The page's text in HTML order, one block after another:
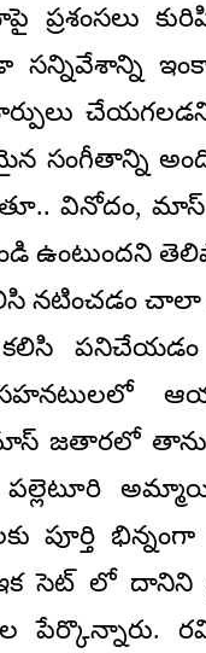
ఇంకా
సంగీతాన్ని
వినోదం,
ఉంటుందని
నటించడం చాలా
పనిచేయడం
మాస్ జతారలో
పూర్తి
ఇక సెట్ లో దానిని
పేర్కొన్నారు.